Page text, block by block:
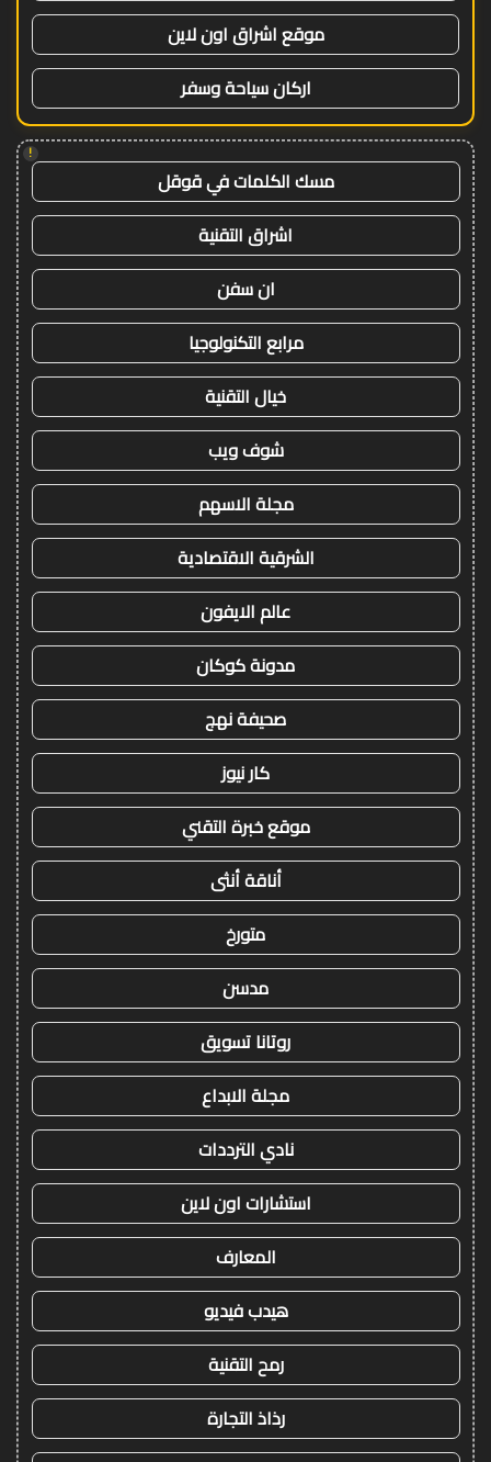
موقع اشراق اون لاين
اركان سياحة وسفر
!
مسك الكلمات في قوقل
اشراق التقنية
ان سفن
مرابع التكنولوجيا
خيال التقنية
شوف ويب
مجلة الاسهم
الشرقية الاقتصادية
عالم الايفون
مدونة كوكان
صحيفة نهج
كار نيوز
موقع خبرة التقني
أناقة أنثى
متورخ
مدسن
روتانا تسويق
مجلة الابداع
نادي الترددات
استشارات اون لاين
المعارف
هيدب فيديو
رمح التقنية
رذاذ التجارة